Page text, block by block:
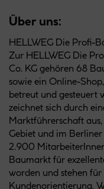
Über uns:
HELLWEG Die Profi-
Zur HELLWEG Die
Co. KG gehören 68
sowie ein Online-
betreut und gesteuert
zeichnet sich durch
Marktführerschaft
Gebiet und im
2.900
Baumarkt für
worden und stehen
Kundenorientierung.